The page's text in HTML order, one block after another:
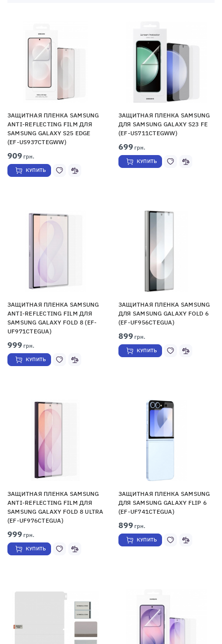
ЗАЩИТНАЯ ПЛЕНКА SAMSUNG
ANTI-REFLECTING FILM ДЛЯ
SAMSUNG GALAXY S25 EDGE
(EF-US937CTEGWW)
909 грн.
КУПИТЬ
ЗАЩИТНАЯ ПЛЕНКА SAMSUNG
ДЛЯ SAMSUNG GALAXY S23 FE
(EF-US711CTEGWW)
699 грн.
КУПИТЬ
ЗАЩИТНАЯ ПЛЕНКА SAMSUNG
ANTI-REFLECTING FILM ДЛЯ
SAMSUNG GALAXY FOLD 8 (EF-
UF971CTEGUA)
999 грн.
КУПИТЬ
ЗАЩИТНАЯ ПЛЕНКА SAMSUNG
ДЛЯ SAMSUNG GALAXY FOLD 6
(EF-UF956CTEGUA)
899 грн.
КУПИТЬ
ЗАЩИТНАЯ ПЛЕНКА SAMSUNG
ANTI-REFLECTING FILM ДЛЯ
SAMSUNG GALAXY FOLD 8 ULTRA
(EF-UF976CTEGUA)
999 грн.
КУПИТЬ
ЗАЩИТНАЯ ПЛЕНКА SAMSUNG
ДЛЯ SAMSUNG GALAXY FLIP 6
(EF-UF741CTEGUA)
899 грн.
КУПИТЬ